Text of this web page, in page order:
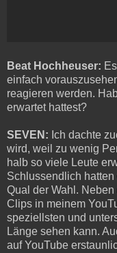
Beat Hochheuser:
einfach
reagieren werden.
erwartet hattest?
SEVEN: Ich dachte
wird, weil zu wenig
halb so viele Leute
Schlussendlich
Qual der Wahl.
Clips in meinem
speziellsten und
Länge sehen kann.
auf YouTube